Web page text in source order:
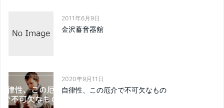
2011年6月9日
金沢蓄音器舘
2020年9月11日
自律性、この厄介で不可欠なもの